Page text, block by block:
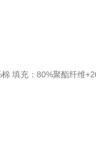
填充：80%聚酯纤维